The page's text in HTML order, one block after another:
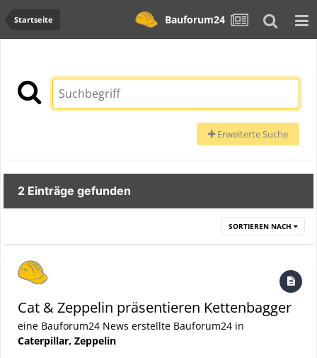
Startseite Bauforum24
Erweiterte Suche
2 Einträge gefunden
SORTIEREN NACH
Cat & Zeppelin präsentieren Kettenbagger
eine Bauforum24 News erstellte Bauforum24 in
Caterpillar, Zeppelin